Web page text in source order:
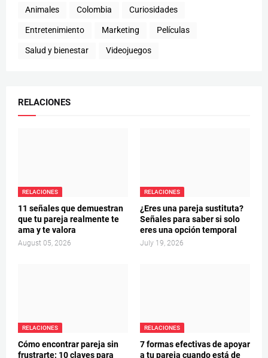
Animales Colombia Curiosidades
Entretenimiento Marketing Películas
Salud y bienestar Videojuegos
RELACIONES
RELACIONES
11 señales que demuestran
que tu pareja realmente te
ama y te valora
August 05, 2026
RELACIONES
¿Eres una pareja sustituta?
Señales para saber si solo
eres una opción temporal
July 19, 2026
RELACIONES
Cómo encontrar pareja sin
frustrarte: 10 claves para
RELACIONES
7 formas efectivas de apoyar
a tu pareja cuando está de